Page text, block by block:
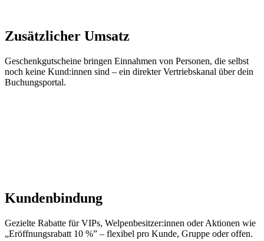
Zusätzlicher Umsatz
Geschenkgutscheine bringen Einnahmen von Personen, die selbst
noch keine Kund:innen sind – ein direkter Vertriebskanal über dein
Buchungsportal.
Kundenbindung
Gezielte Rabatte für VIPs, Welpenbesitzer:innen oder Aktionen wie
„Eröffnungsrabatt 10 %” – flexibel pro Kunde, Gruppe oder offen.